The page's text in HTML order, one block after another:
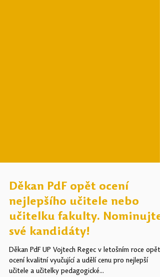
Děkan PdF opět ocení
nejlepšího učitele nebo
učitelku fakulty. Nominujte
své kandidáty!